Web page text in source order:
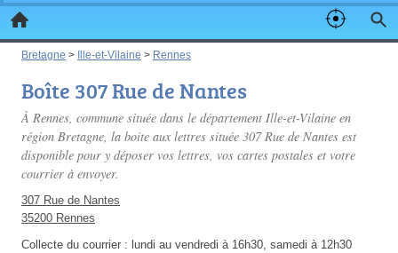
Bretagne > Ille-et-Vilaine > Rennes
Boîte 307 Rue de Nantes
À Rennes, commune située dans le département Ille-et-Vilaine en
région Bretagne, la boite aux lettres située 307 Rue de Nantes est
disponible pour y déposer vos lettres, vos cartes postales et votre
courrier à envoyer.
307 Rue de Nantes
35200 Rennes
Collecte du courrier : lundi au vendredi à 16h30, samedi à 12h30